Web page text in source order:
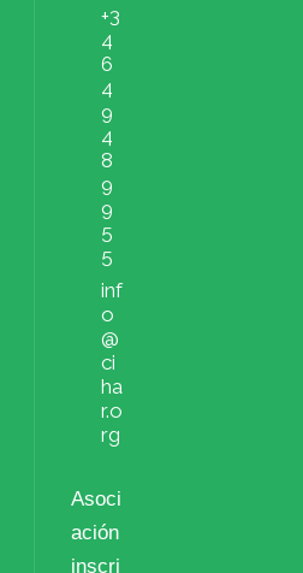
+3
4
6
4
9
4
8
9
9
5
5
inf
o
@
ci
ha
r.o
rg
Asoci
ación
inscri